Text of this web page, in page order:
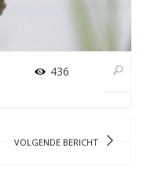
436
VOLGENDE BERICHT